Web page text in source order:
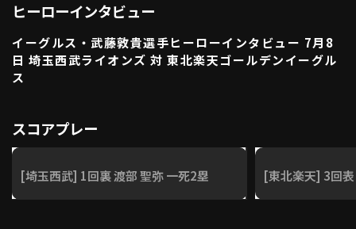
運営会社 （別ウィンドウで開く）
特定商取引法の表示 アルバイト募集（別ウィンドウで開く
動画を検索（選手・チーム・プレー内容…）
ヒーローインタビュー
イーグルス・武藤敦貴選手ヒーローインタビュー 7月8
日 埼玉西武ライオンズ 対 東北楽天ゴールデンイーグル
ス
スコアプレー
[埼玉西武] 1回裏 渡部 聖弥 一死2塁 [東北楽天] 3回